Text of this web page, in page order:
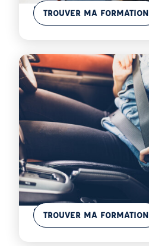
Logistique & Levage
En savoir plus
TROUVER MA FORMATION
Sécurité Routière
En savoir plus
TROUVER MA FORMATION